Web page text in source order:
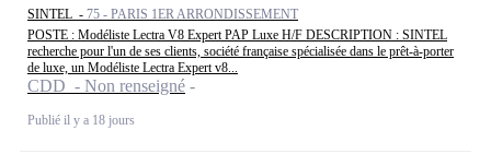
SINTEL - 75 - PARIS 1ER ARRONDISSEMENT
POSTE : Modéliste Lectra V8 Expert PAP Luxe H/F DESCRIPTION : SINTEL
recherche pour l'un de ses clients, société française spécialisée dans le prêt-à-porter
de luxe, un Modéliste Lectra Expert v8...
CDD - Non renseigné
Publié il y a 18 jours